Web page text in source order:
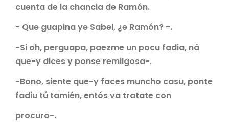
cuenta de la chancia de Ramón.
- Que guapina ye Sabel, ¿e Ramón? -.
-Si oh, perguapa, paezme un pocu fadia, ná
que-y dices y ponse remilgosa-.
-Bono, siente que-y faces muncho casu, ponte
fadiu tú tamién, entós va tratate con
procuro-.